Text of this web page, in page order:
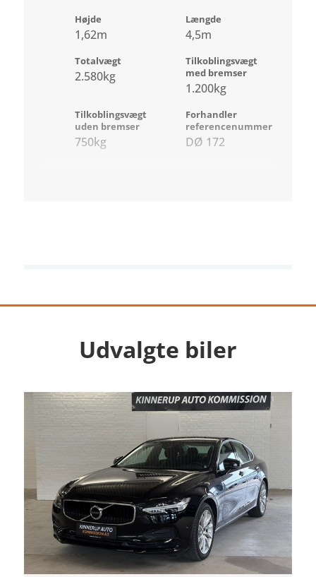
Højde
1,62m
Længde
4,5m
Totalvægt
2.580kg
Tilkoblingsvægt
med bremser
1.200kg
Tilkoblingsvægt
uden bremser
750kg
Forhandler
referencenummer
DØ 172
Udvalgte biler